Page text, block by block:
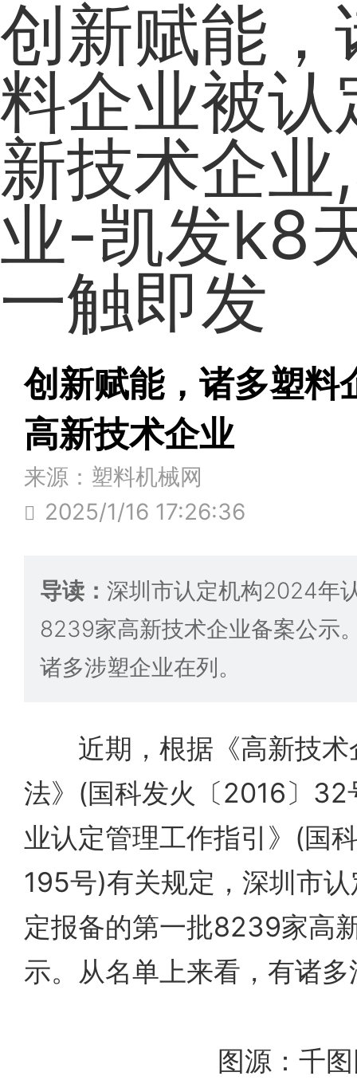
创新赋能，
料企业被认
新技术企
业-凯发k8
一触即发
创新赋能，诸多塑料
高新技术企业
来源：塑料机械网
2025/1/16 17:26:36
导读： 深圳市认定机构2024年
8239家高新技术企业备案公示
诸多涉塑企业在列。
近期，根据《高新技术
法》(国科发火〔2016〕32
业认定管理工作指引》(国
195号)有关规定，深圳市
定报备的第一批8239家高
示。从名单上来看，有诸
图源：千